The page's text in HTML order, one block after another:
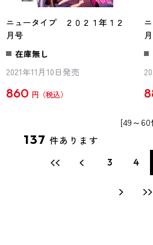
ニュータイプ ２０２１年１２
月号
在庫無し
2021年11月10日発売
860 円
[49～60
137 件あります
3 4